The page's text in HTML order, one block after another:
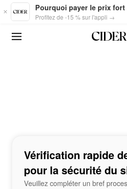
Skip to main content
Pourquoi payer le prix fort
Profitez de -15 % sur l'appli →
Vérification rapide
pour la sécurité du
Veuillez compléter un bref